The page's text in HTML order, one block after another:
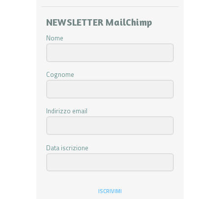
NEWSLETTER MailChimp
Nome
Cognome
Indirizzo email
Data iscrizione
ISCRIVIMI